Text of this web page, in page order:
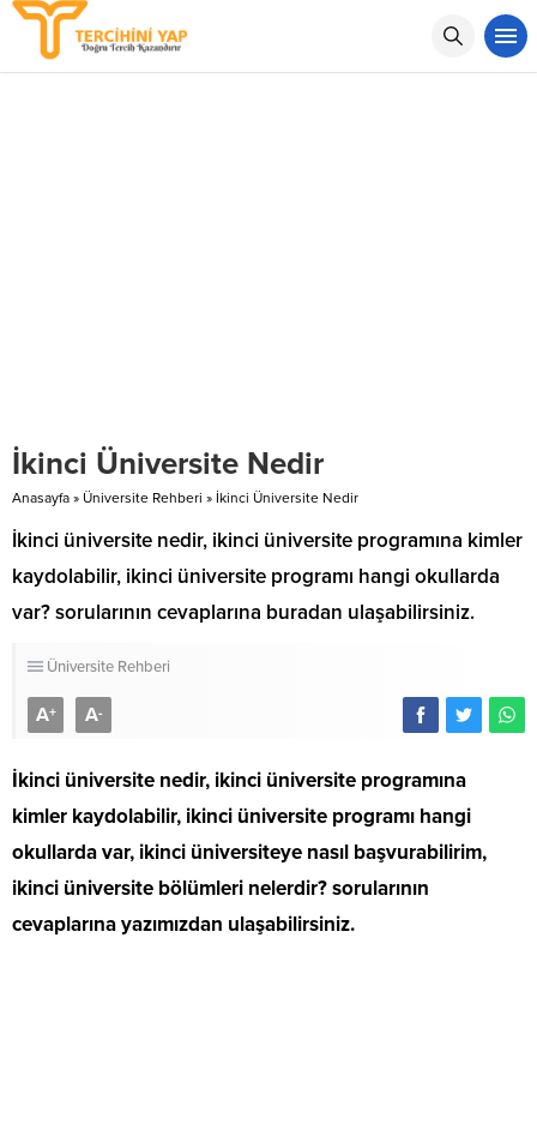
İkinci Üniversite Nedir
Anasayfa » Üniversite Rehberi » İkinci Üniversite Nedir
İkinci üniversite nedir, ikinci üniversite programına kimler
kaydolabilir, ikinci üniversite programı hangi okullarda
var? sorularının cevaplarına buradan ulaşabilirsiniz.
Üniversite Rehberi
A+ A-
İkinci üniversite nedir, ikinci üniversite programına
kimler kaydolabilir, ikinci üniversite programı hangi
okullarda var, ikinci üniversiteye nasıl başvurabilirim,
ikinci üniversite bölümleri nelerdir? sorularının
cevaplarına yazımızdan ulaşabilirsiniz.